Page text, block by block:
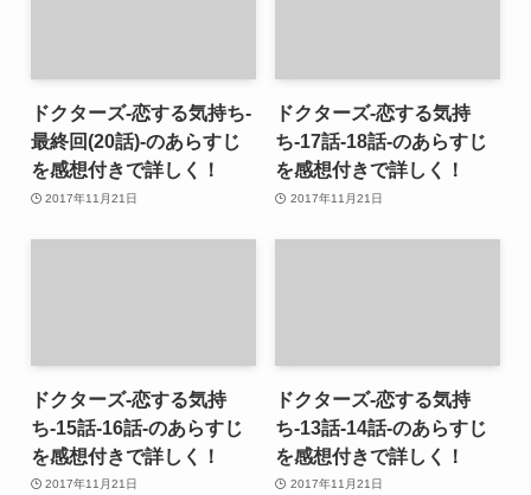
ドクターズ-恋する気持ち-
最終回(20話)-のあらすじ
を感想付きで詳しく！
2017年11月21日
ドクターズ-恋する気持
ち-17話-18話-のあらすじ
を感想付きで詳しく！
2017年11月21日
ドクターズ-恋する気持
ち-15話-16話-のあらすじ
を感想付きで詳しく！
2017年11月21日
ドクターズ-恋する気持
ち-13話-14話-のあらすじ
を感想付きで詳しく！
2017年11月21日